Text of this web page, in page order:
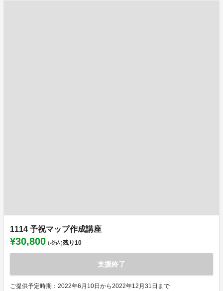
1114 予祝マップ作成講座
¥30,800 (税込)残り10
支援終了
ご提供予定時期：2022年6月10日から2022年12月31日まで